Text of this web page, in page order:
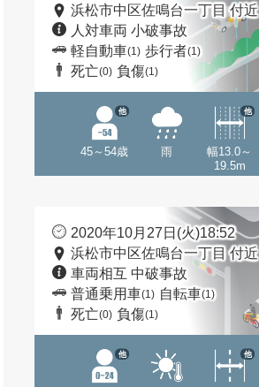
浜松市中区佐鳴台一丁目 付近
人対車両 小破事故
軽自動車(1) 歩行者(1)
死亡(0) 負傷(1)
45～54歳
他
雨
幅13.0～
19.5m
他
2020年10月27日(火)18:52
浜松市中区佐鳴台一丁目 付近
車両相互 中破事故
普通乗用車(1) 自転車(1)
死亡(0) 負傷(1)
他 他